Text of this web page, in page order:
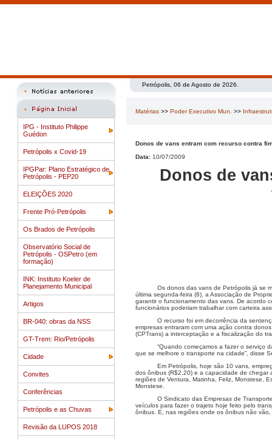
IPG - Instituto Philippe
Guédon
Petrópolis x Covid-19
IPGPar: Plano Estratégico de
Petrópolis - PEP20
ELEIÇÕES 2020
Frente Pró-Petrópolis
Os Brados de Petrópolis
Observatório Social de
Petrópolis - OSPetro (em
formação)
INK: Instituto Koeler de
Planejamento Municipal
Artigos
BR-040: obras da NSS
GT-Trem: Rio/Petrópolis
Cidade
Convites
Conferências
Petrópolis e as Chuvas
Revisão da LUPOS 2018
Petrópolis, 06 de Agosto de 2026.
Matérias >> Poder Executivo Mun. >>
Donos de vans entram com recurso contra
Data: 10/07/2009
Donos de
Os donos das vans de Petrópolis já se
última segunda-feira (6), a Associação de
garantir o funcionamento das vans. De acordo
funcionários poderiam trabalhar com carteira
O recurso foi em decorrência da
empresas entraram com uma ação contra
(CPTrans) a interceptação e a fiscalização do
“Quando começamos a fazer o serviço
que se melhore o transporte na cidade”, disse
Em Petrópolis, hoje são 10 vans,
dos ônibus (R$2,20) e a capacidade de
regiões de Ventura, Matinha, Feliz, Monstese,
Monstese.
O Sindicato das Empresas de
veículos para fazer o trajeto hoje feito pelo
ônibus. E, nas regiões onde os ônibus não